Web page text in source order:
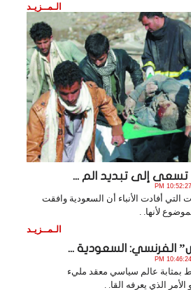
الـمــزيـد
تسعى إلى تبديد الم ...
أفادت الأنباء أن السعودية وافقت
لأنها. .
الـمــزيـد
الفرنسي: السعودية ...
بمثابة عالم سياسي معقد مليء
الذي يعرفه القا. .